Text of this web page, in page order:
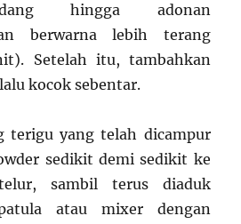
hingga adonan
berwarna lebih terang
Setelah itu, tambahkan
kocok sebentar.
terigu yang telah dicampur
sedikit demi sedikit ke
sambil terus diaduk
atau mixer dengan